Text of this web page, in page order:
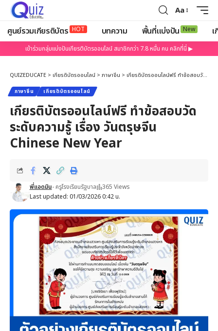
Aa
ศูนย์รวมเกียรติบัตร HOT บทความ พื้นที่แบ่งปัน New
เข้าร่วมกลุ่มแบ่งปันเกียรติบัตรออนไลน์ สมาชิกกว่า 7.8 หมื่น คน คลิกที่นี่ ▶
QUIZEDUCATE > เกียรติบัตรออนไลน์ > ภาษาจีน > เกียรติบัตรออนไลน์ฟรี ทำข้อสอบวัดระดับความรู้ เรื่อง วันตรุษจีน Chinese New Year
ภาษาจีน เกียรติบัตรออนไลน์
เกียรติบัตรออนไลน์ฟรี ทำข้อสอบวัด
ระดับความรู้ เรื่อง วันตรุษจีน
Chinese New Year
Last updated: 01/03/2026 0:42 น.
พี่แอดมิน- ครูโรงเรียนรัฐบาล 365 Views